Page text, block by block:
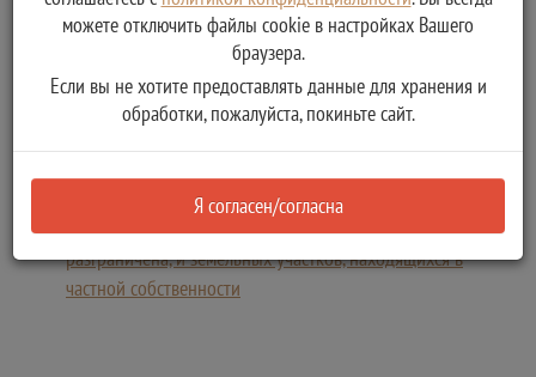
Администрация Бельского муниципального округа
Заключение соглашения о перераспределении земель и
район Тверской области, земельных участков,
государственная собственность на которые не
разграничена, и земельных участков, находящихся в
частной собственности
можете отключить файлы cookie в настройках Вашего
браузера.
Если вы не хотите предоставлять данные для хранения и
обработки, пожалуйста, покиньте сайт.
Я согласен/согласна